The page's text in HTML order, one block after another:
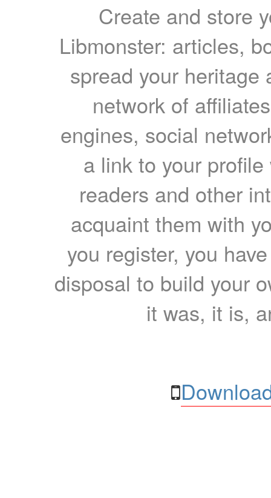
Create and store
Libmonster: articles,
spread your heritage
network of
engines, social
a link to your
readers and other
acquaint them with
you register, you
disposal to build your
it was, it is,